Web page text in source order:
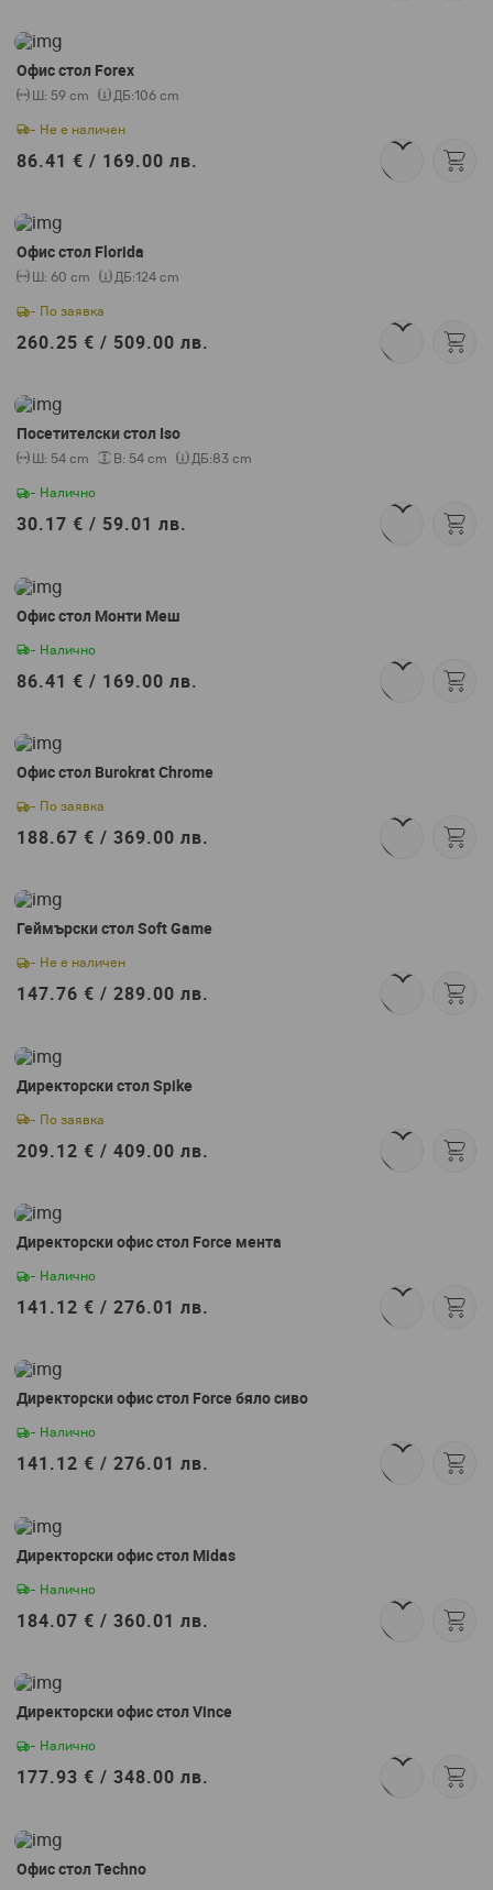
Офис стол Forex
Ш: 59 cm ДБ:106 cm
- Не е наличен
86.41 € / 169.00 лв.
Офис стол Florida
Ш: 60 cm ДБ:124 cm
- По заявка
260.25 € / 509.00 лв.
Посетителски стол Iso
Ш: 54 cm В: 54 cm ДБ:83 cm
- Налично
30.17 € / 59.01 лв.
Офис стол Монти Меш
- Налично
86.41 € / 169.00 лв.
Офис стол Burokrat Chrome
- По заявка
188.67 € / 369.00 лв.
Геймърски стол Soft Game
- Не е наличен
147.76 € / 289.00 лв.
Директорски стол Spike
- По заявка
209.12 € / 409.00 лв.
Директорски офис стол Force мента
- Налично
141.12 € / 276.01 лв.
Директорски офис стол Force бяло сиво
- Налично
141.12 € / 276.01 лв.
Директорски офис стол Midas
- Налично
184.07 € / 360.01 лв.
Директорски офис стол Vince
- Налично
177.93 € / 348.00 лв.
Офис стол Techno